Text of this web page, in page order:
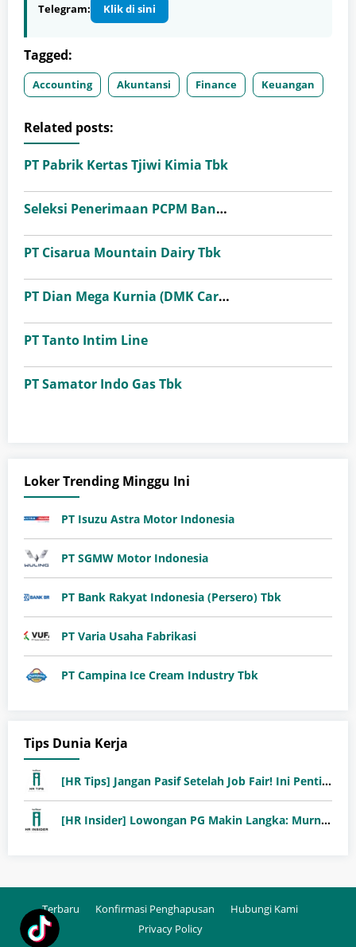
Telegram: Klik di sini
Tagged:
Accounting Akuntansi Finance Keuangan
Related posts:
PT Pabrik Kertas Tjiwi Kimia Tbk
Seleksi Penerimaan PCPM Bank Indonesia Angkatan 41
PT Cisarua Mountain Dairy Tbk
PT Dian Mega Kurnia (DMK Cargo)
PT Tanto Intim Line
PT Samator Indo Gas Tbk
Loker Trending Minggu Ini
PT Isuzu Astra Motor Indonesia
PT SGMW Motor Indonesia
PT Bank Rakyat Indonesia (Persero) Tbk
PT Varia Usaha Fabrikasi
PT Campina Ice Cream Industry Tbk
Tips Dunia Kerja
[HR Tips] Jangan Pasif Setelah Job Fair! Ini Pentingnya Follow-Up Setelah Job Fair
[HR Insider] Lowongan PG Makin Langka: Murni Seleksi atau Jalur Orang Dalam?
Terbaru Konfirmasi Penghapusan
Hubungi Kami
Privacy Policy